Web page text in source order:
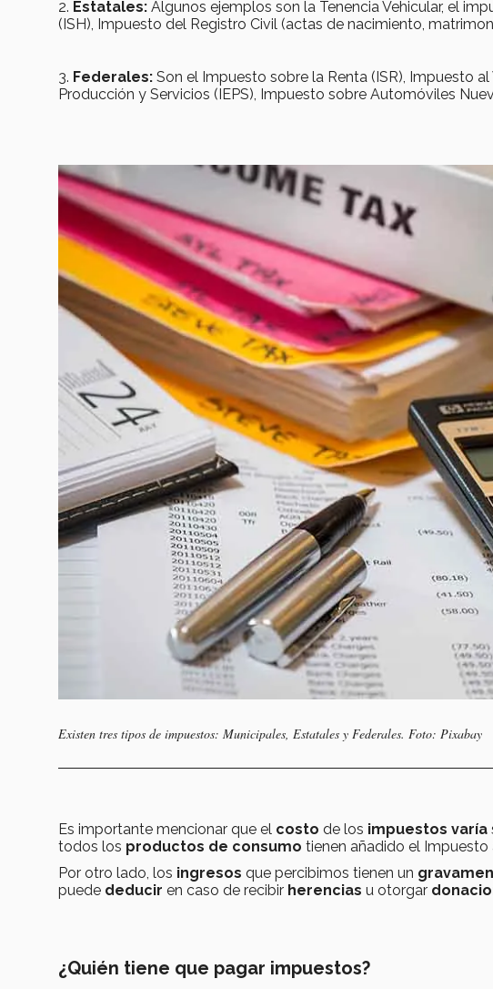
2. Estatales: Algunos ejemplos son la Tenencia Vehicular, el
(ISH), Impuesto del Registro Civil (actas de nacimiento,
3. Federales: Son el Impuesto sobre la Renta (ISR), Impuesto
Producción y Servicios (IEPS), Impuesto sobre Automóviles
Existen tres tipos de impuestos: Municipales, Estatales y Federales. Foto: Pixabay
Es importante mencionar que el costo de los impuestos varía
todos los productos de consumo tienen añadido el Impuesto
Por otro lado, los ingresos que percibimos tienen un gravamen
puede deducir en caso de recibir herencias u otorgar
¿Quién tiene que pagar impuestos?